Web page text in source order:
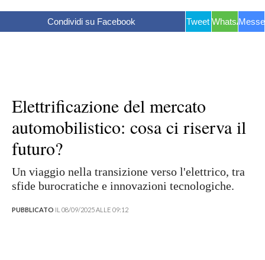
Condividi su Facebook Tweet WhatsApp
Elettrificazione del mercato
automobilistico: cosa ci riserva il
futuro?
Un viaggio nella transizione verso l'elettrico, tra
sfide burocratiche e innovazioni tecnologiche.
PUBBLICATO IL 08/09/2025 ALLE 09:12